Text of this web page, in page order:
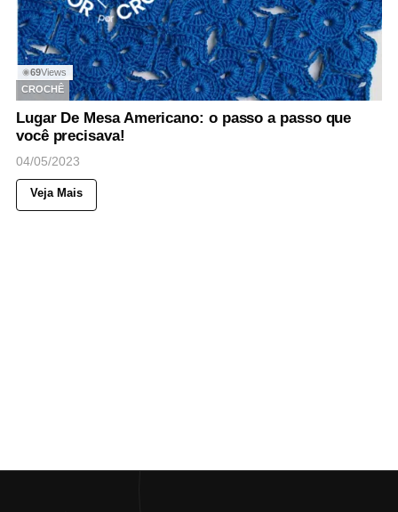
◉69Views
CROCHÊ
Lugar De Mesa Americano: o passo a passo que
você precisava!
04/05/2023
Veja Mais